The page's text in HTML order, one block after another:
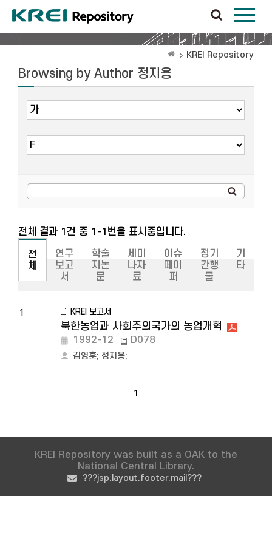
KREI Repository
Browsing by Author 정지용
전체 결과 1건 중 1-1번을 표시중입니다.
전
체
연구
보고
서
학술
지논
문
세미
나자
료
이슈
페이
퍼
정기
간행
물
기
타
1 KREI 보고서
북한농업과 사회주의국가의 농업개혁
1992-12 D078
김영훈; 정지용;
1
KREI Repository was built as a OAK to the
National Central Library.
???jsp.layout.footer.mail???